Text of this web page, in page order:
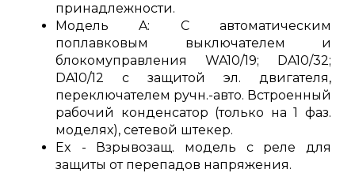
принадлежности.
Модель A: С автоматическим
поплавковым выключателем и
блокомуправления WA10/19; DA10/32;
DA10/12 с защитой эл. двигателя,
переключателем ручн.-авто. Встроенный
рабочий конденсатор (только на 1 фаз.
моделях), сетевой штекер.
Ex - Взрывозащ. модель с реле для
защиты от перепадов напряжения.